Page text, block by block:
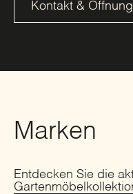
Kontakt &
Marken
Entdecken Sie die